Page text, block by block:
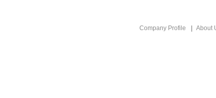
Company Profile About